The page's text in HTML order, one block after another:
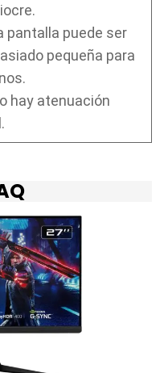
pantalla puede ser
pequeña para
hay atenuación